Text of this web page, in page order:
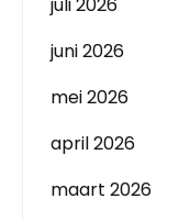
juni 2026
mei 2026
april 2026
maart 2026